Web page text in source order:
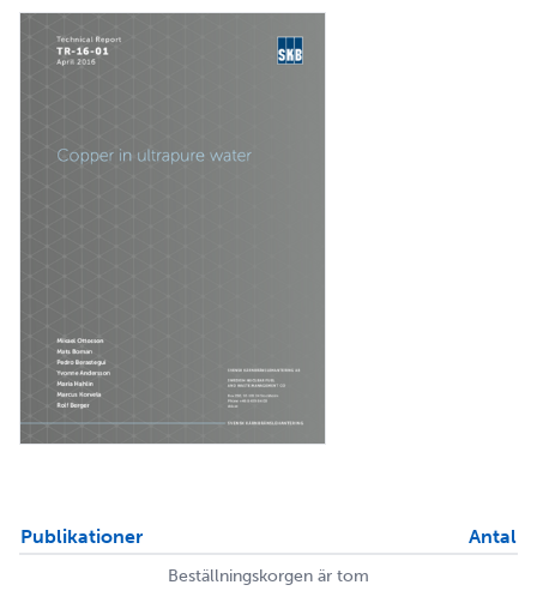
Publikationer Antal
Beställningskorgen är tom